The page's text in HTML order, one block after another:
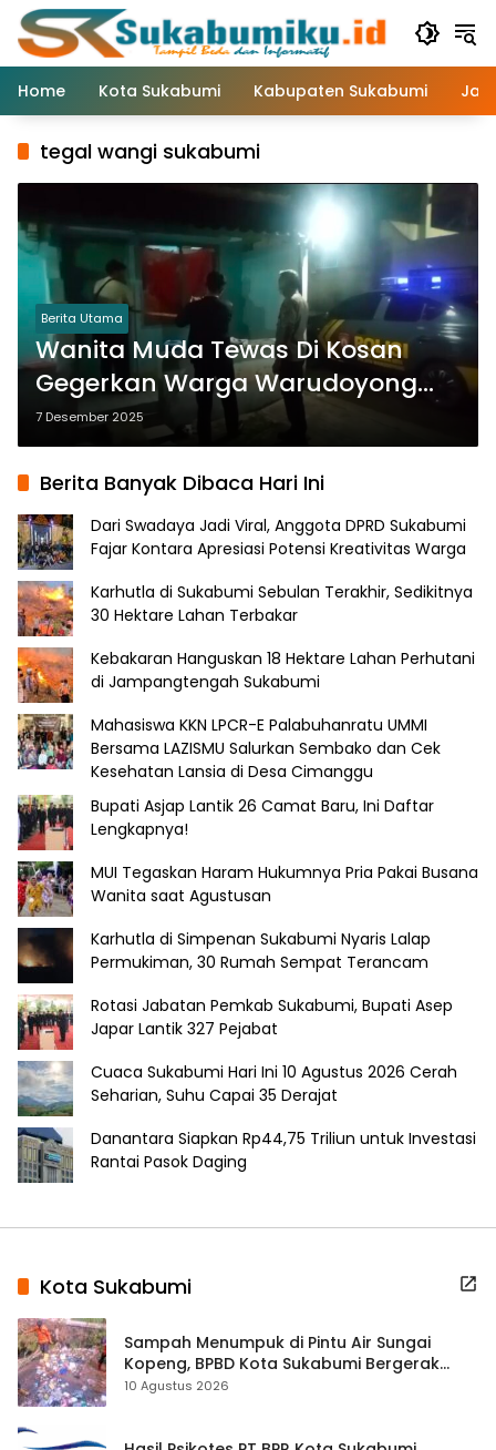
Langsung
konten
Home
Kota Sukabumi Kabupaten Sukabumi
tegal wangi sukabumi
Berita Utama
Wanita Muda Tewas Di Kosan
Gegerkan Warga Warudoyong
Kota Sukabumi
7 Desember 2025
Berita Banyak Dibaca Hari Ini
Dari Swadaya Jadi Viral, Anggota DPRD Sukabumi
Fajar Kontara Apresiasi Potensi Kreativitas Warga
Karhutla di Sukabumi Sebulan Terakhir, Sedikitnya
30 Hektare Lahan Terbakar
Kebakaran Hanguskan 18 Hektare Lahan Perhutani
di Jampangtengah Sukabumi
Mahasiswa KKN LPCR-E Palabuhanratu UMMI
Bersama LAZISMU Salurkan Sembako dan Cek
Kesehatan Lansia di Desa Cimanggu
Bupati Asjap Lantik 26 Camat Baru, Ini Daftar
Lengkapnya!
MUI Tegaskan Haram Hukumnya Pria Pakai Busana
Wanita saat Agustusan
Karhutla di Simpenan Sukabumi Nyaris Lalap
Permukiman, 30 Rumah Sempat Terancam
Rotasi Jabatan Pemkab Sukabumi, Bupati Asep
Japar Lantik 327 Pejabat
Cuaca Sukabumi Hari Ini 10 Agustus 2026 Cerah
Seharian, Suhu Capai 35 Derajat
Danantara Siapkan Rp44,75 Triliun untuk Investasi
Rantai Pasok Daging
Kota Sukabumi
Sampah Menumpuk di Pintu Air Sungai
Kopeng, BPBD Kota Sukabumi Bergerak
Cegah Banjir
10 Agustus 2026